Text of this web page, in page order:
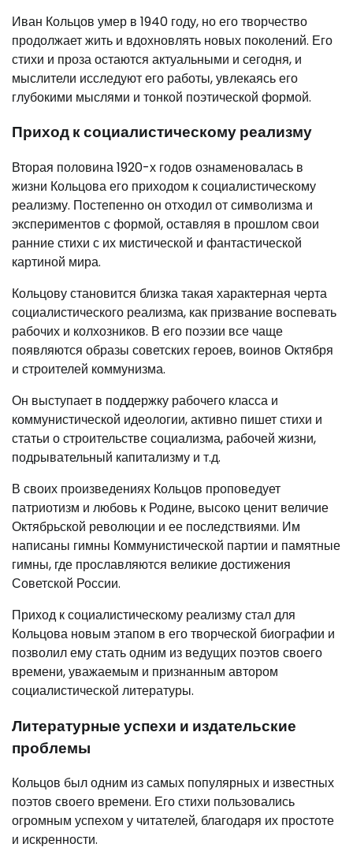
Иван Кольцов умер в 1940 году, но его творчество
продолжает жить и вдохновлять новых поколений. Его
стихи и проза остаются актуальными и сегодня, и
мыслители исследуют его работы, увлекаясь его
глубокими мыслями и тонкой поэтической формой.
Приход к социалистическому реализму
Вторая половина 1920-х годов ознаменовалась в
жизни Кольцова его приходом к социалистическому
реализму. Постепенно он отходил от символизма и
экспериментов с формой, оставляя в прошлом свои
ранние стихи с их мистической и фантастической
картиной мира.
Кольцову становится близка такая характерная черта
социалистического реализма, как призвание воспевать
рабочих и колхозников. В его поэзии все чаще
появляются образы советских героев, воинов Октября
и строителей коммунизма.
Он выступает в поддержку рабочего класса и
коммунистической идеологии, активно пишет стихи и
статьи о строительстве социализма, рабочей жизни,
подрывательный капитализму и т.д.
В своих произведениях Кольцов проповедует
патриотизм и любовь к Родине, высоко ценит величие
Октябрьской революции и ее последствиями. Им
написаны гимны Коммунистической партии и памятные
гимны, где прославляются великие достижения
Советской России.
Приход к социалистическому реализму стал для
Кольцова новым этапом в его творческой биографии и
позволил ему стать одним из ведущих поэтов своего
времени, уважаемым и признанным автором
социалистической литературы.
Литературные успехи и издательские
проблемы
Кольцов был одним из самых популярных и известных
поэтов своего времени. Его стихи пользовались
огромным успехом у читателей, благодаря их простоте
и искренности.